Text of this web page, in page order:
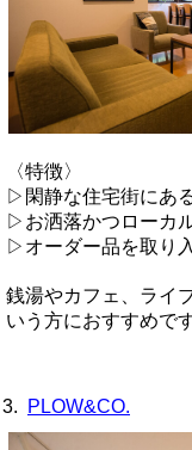
〈特徴〉
▷閑静な住宅街にあ
▷お洒落かつローカ
▷オーダー品を取り
銭湯やカフェ、ライ
いう方におすすめです
3. PLOW&CO.